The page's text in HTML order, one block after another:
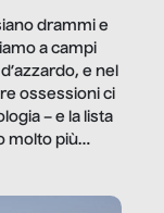
drammi e
a campi
e nel
ossessioni ci
– e la lista
molto più
vediamo